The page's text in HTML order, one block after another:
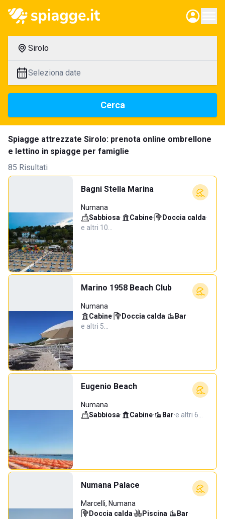
Sirolo
Seleziona date
Cerca
Spiagge attrezzate Sirolo: prenota online ombrellone
e lettino in spiagge per famiglie
85 Risultati
Bagni Stella Marina
Numana
Sabbiosa· Cabine· Doccia calda·
e altri 10…
Marino 1958 Beach Club
Numana
Cabine· Doccia calda· Bar·
e altri 5…
Eugenio Beach
Numana
Sabbiosa· Cabine· Bar·e altri 6…
Numana Palace
Marcelli, Numana
Doccia calda· Piscina· Bar·